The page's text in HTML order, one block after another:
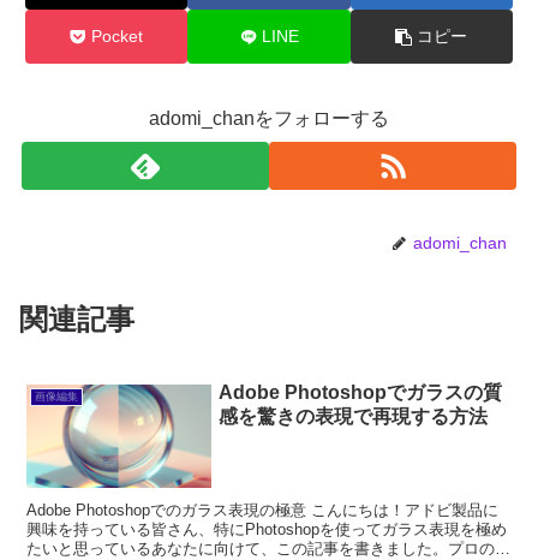
Pocket LINE コピー
adomi_chanをフォローする
adomi_chan
関連記事
画像編集
Adobe Photoshopでガラスの質
感を驚きの表現で再現する方法
Adobe Photoshopでのガラス表現の極意 こんにちは！アドビ製品に
興味を持っている皆さん、特にPhotoshopを使ってガラス表現を極め
たいと思っているあなたに向けて、この記事を書きました。プロの目